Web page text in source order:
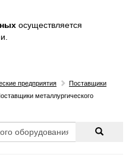
осуществляется
предприятия
Поставщики
металлургического